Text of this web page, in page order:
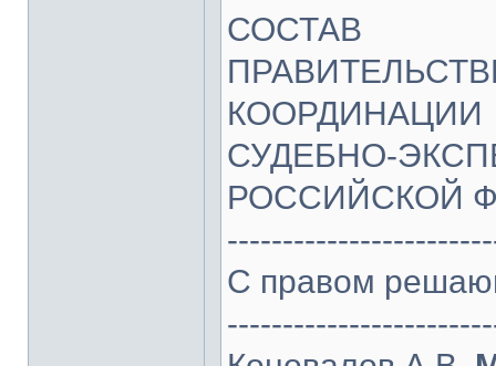
СОСТАВ
КООРДИНАЦИИ
СУДЕБНО-
РОССИЙСКОЙ
С правом